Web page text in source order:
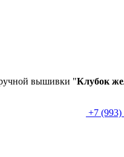
вышивки "Клубок
+7 (993)